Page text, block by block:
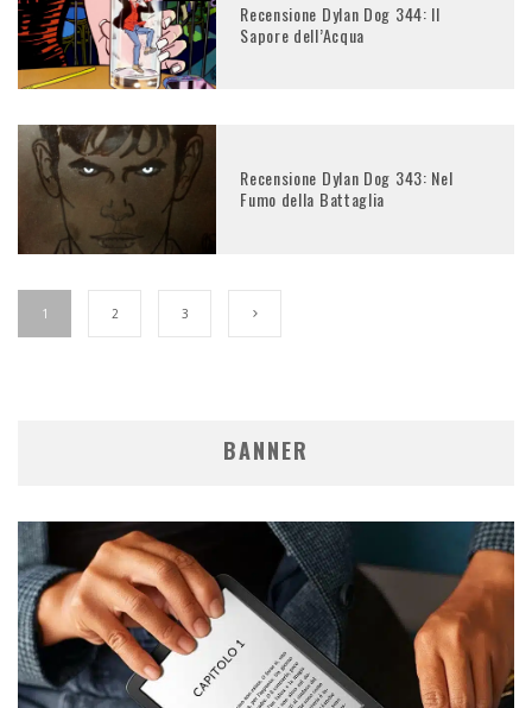
Recensione Dylan Dog 344: Il
Sapore dell’Acqua
Recensione Dylan Dog 343: Nel
Fumo della Battaglia
1 2 3
BANNER